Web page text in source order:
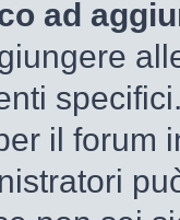
ad
il forum